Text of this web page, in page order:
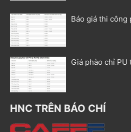
Báo giá thi công
Giá phào chỉ PU
HNC TRÊN BÁO CHÍ